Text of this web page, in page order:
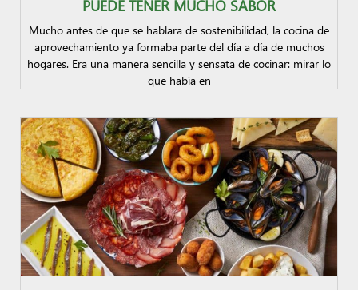
PUEDE TENER MUCHO SABOR
Mucho antes de que se hablara de sostenibilidad, la cocina de
aprovechamiento ya formaba parte del día a día de muchos
hogares. Era una manera sencilla y sensata de cocinar: mirar lo
que había en